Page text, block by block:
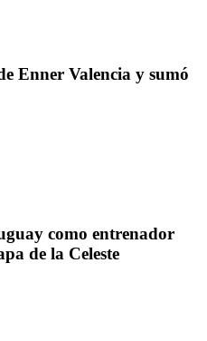
Enner Valencia y sumó
como entrenador
de la Celeste